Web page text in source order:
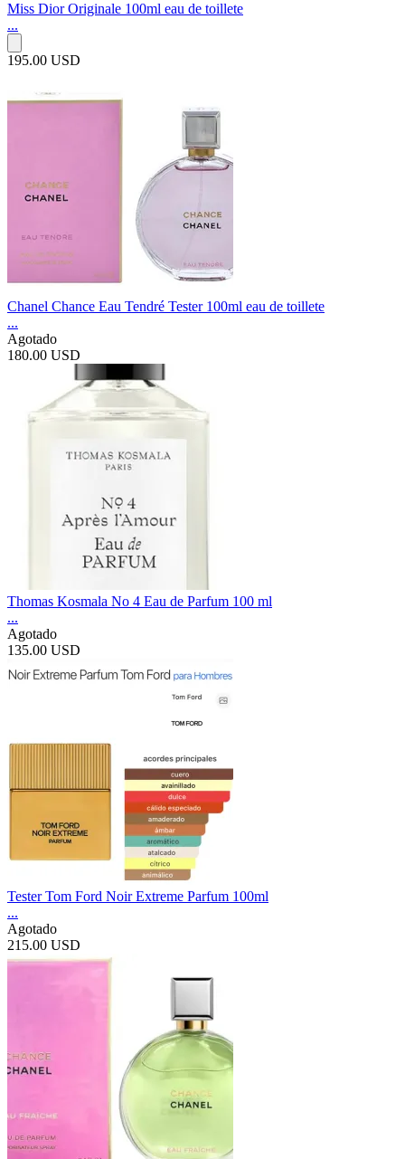
Miss Dior Originale 100ml eau de toillete
...
195.00 USD
Chanel Chance Eau Tendré Tester 100ml eau de toillete
...
Agotado
180.00 USD
Thomas Kosmala No 4 Eau de Parfum 100 ml
...
Agotado
135.00 USD
Tester Tom Ford Noir Extreme Parfum 100ml
...
Agotado
215.00 USD